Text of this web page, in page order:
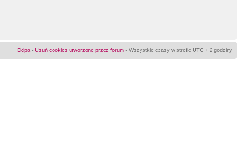
Ekipa • Usuń cookies utworzone przez forum • Wszystkie czasy w strefie UTC + 2 godziny